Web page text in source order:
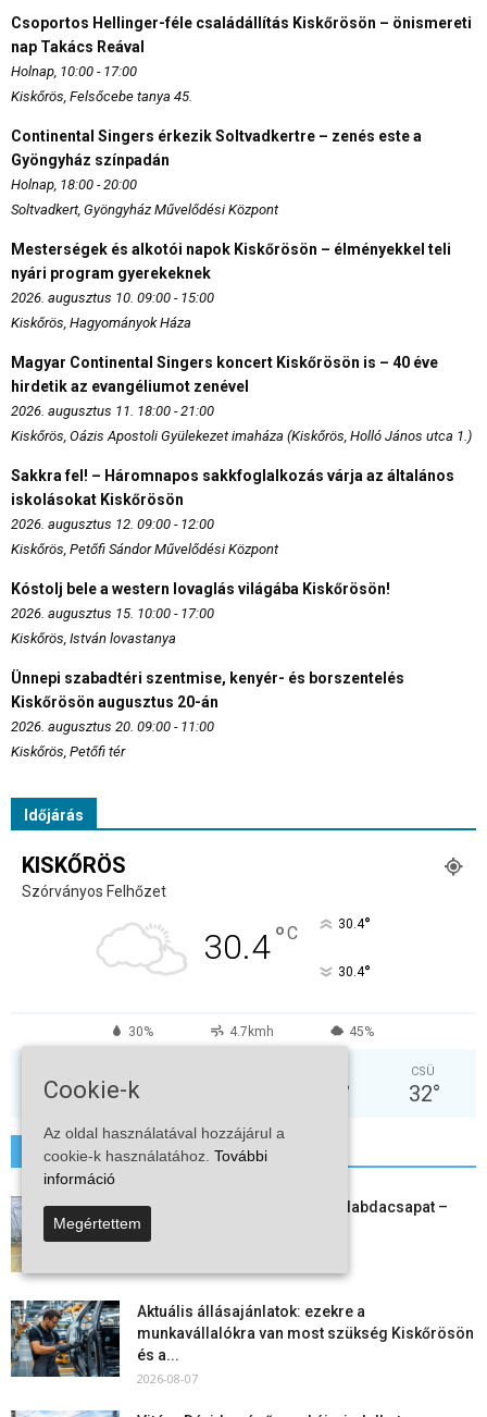
Csoportos Hellinger-féle családállítás Kiskőrösön – önismereti
nap Takács Reával
Holnap, 10:00 - 17:00
Kiskőrös, Felsőcebe tanya 45.
Continental Singers érkezik Soltvadkertre – zenés este a
Gyöngyház színpadán
Holnap, 18:00 - 20:00
Soltvadkert, Gyöngyház Művelődési Központ
Mesterségek és alkotói napok Kiskőrösön – élményekkel teli
nyári program gyerekeknek
2026. augusztus 10. 09:00 - 15:00
Kiskőrös, Hagyományok Háza
Magyar Continental Singers koncert Kiskőrösön is – 40 éve
hirdetik az evangéliumot zenével
2026. augusztus 11. 18:00 - 21:00
Kiskőrös, Oázis Apostoli Gyülekezet imaháza (Kiskőrös, Holló János utca 1.)
Sakkra fel! – Háromnapos sakkfoglalkozás várja az általános
iskolásokat Kiskőrösön
2026. augusztus 12. 09:00 - 12:00
Kiskőrös, Petőfi Sándor Művelődési Központ
Kóstolj bele a western lovaglás világába Kiskőrösön!
2026. augusztus 15. 10:00 - 17:00
Kiskőrös, István lovastanya
Ünnepi szabadtéri szentmise, kenyér- és borszentelés
Kiskőrösön augusztus 20-án
2026. augusztus 20. 09:00 - 11:00
Kiskőrös, Petőfi tér
Időjárás
KISKŐRÖS
Szórványos Felhőzet
30.4°C 30.4°
30.4°
30% 4.7kmh 45%
31° 36 °
CSÜ
32°
További hírek
Megszűnt a kiskőrösi női kézilabdacsapat –
egy korszak ért véget
Aktuális állásajánlatok: ezekre a
munkavállalókra van most szükség Kiskőrösön
és a...
2026-08-07
Cookie-k
Az oldal használatával hozzájárul a
cookie-k használatához. További
információ
Megértettem